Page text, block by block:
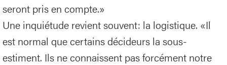
seront pris en compte.»
Une inquiétude revient souvent: la logistique. «Il
est normal que certains décideurs la sous-
estiment. Ils ne connaissent pas forcément notre